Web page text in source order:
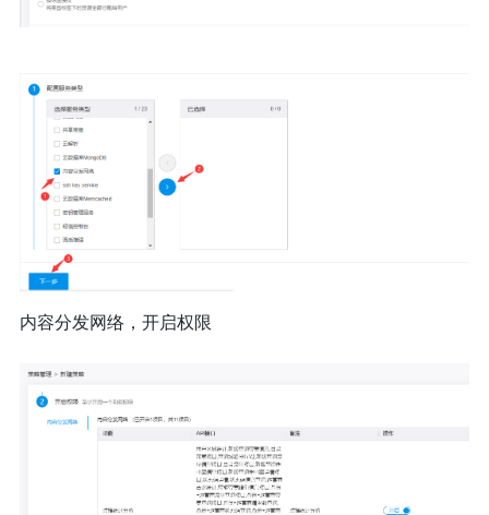
内容分发网络，开启权限